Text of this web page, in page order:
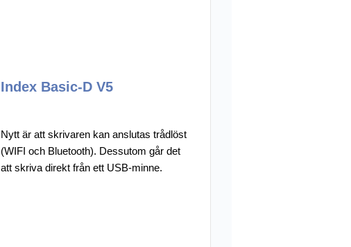
Index Basic-D V5
Nytt är att skrivaren kan anslutas trådlöst
(WIFI och Bluetooth). Dessutom går det
att skriva direkt från ett USB-minne.